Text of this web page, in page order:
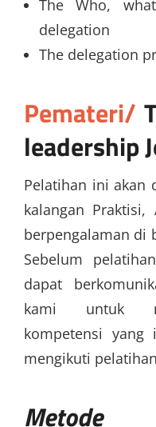
The Who,
delegation
The delegation
Pemateri/
leadership
Pelatihan ini akan
kalangan Praktisi,
berpengalaman di
Sebelum
dapat
kami untuk
kompetensi yang
mengikuti